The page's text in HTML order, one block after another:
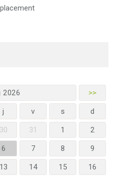
2026 >>
j v s d
30 31 1 2
6 7 8 9
13 14 15 16